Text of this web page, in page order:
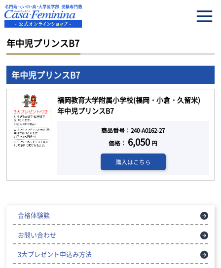
HOME 年中児プリンスB7
年中児プリンスB7
年中児プリンスB7
福岡教育大学附属小学校(福岡・小倉・久留米)
年中児プリンスB7
商品番号：240-A0162-27
価格： 6,050円
購入はこちら
合格体験談
お問い合わせ
3大プレゼント申込み方法